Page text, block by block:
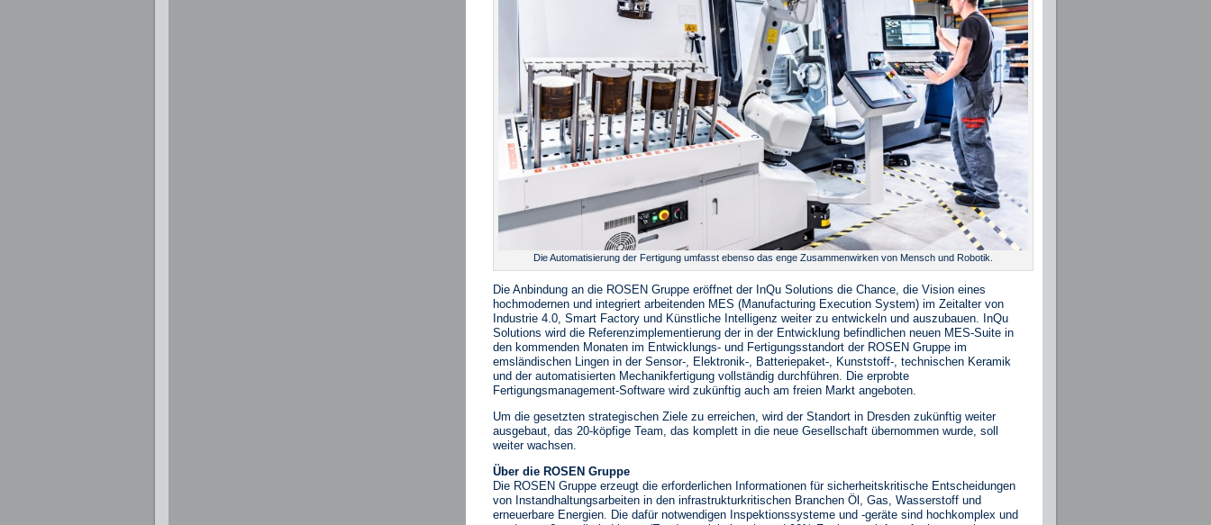
Die Automatisierung der Fertigung umfasst ebenso das enge Zusammenwirken von Mensch und Robotik.
Die Anbindung an die ROSEN Gruppe eröffnet der InQu Solutions die Chance, die Vision eines
hochmodernen und integriert arbeitenden MES (Manufacturing Execution System) im Zeitalter von
Industrie 4.0, Smart Factory und Künstliche Intelligenz weiter zu entwickeln und auszubauen. InQu
Solutions wird die Referenzimplementierung der in der Entwicklung befindlichen neuen MES‐Suite in
den kommenden Monaten im Entwicklungs‐ und Fertigungsstandort der ROSEN Gruppe im
emsländischen Lingen in der Sensor‐, Elektronik‐, Batteriepaket‐, Kunststoff‐, technischen Keramik
und der automatisierten Mechanikfertigung vollständig durchführen. Die erprobte
Fertigungsmanagement‐Software wird zukünftig auch am freien Markt angeboten.
Um die gesetzten strategischen Ziele zu erreichen, wird der Standort in Dresden zukünftig weiter
ausgebaut, das 20‐köpfige Team, das komplett in die neue Gesellschaft übernommen wurde, soll
weiter wachsen.
Über die ROSEN Gruppe
Die ROSEN Gruppe erzeugt die erforderlichen Informationen für sicherheitskritische Entscheidungen
von Instandhaltungsarbeiten in den infrastrukturkritischen Branchen Öl, Gas, Wasserstoff und
erneuerbare Energien. Die dafür notwendigen Inspektionssysteme und ‐geräte sind hochkomplex und